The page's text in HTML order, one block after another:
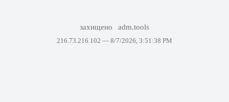
захищено adm.tools
216.73.216.102 — 8/7/2026, 3:51:38 PM